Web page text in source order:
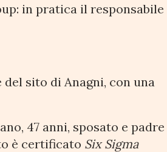
in pratica il responsabile
sito di Anagni, con una
47 anni, sposato e padre
è certificato Six Sigma